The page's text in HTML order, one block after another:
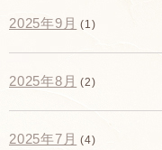
2025年9月 (1)
2025年8月 (2)
2025年7月 (4)